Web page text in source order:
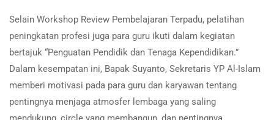
Selain Workshop Review Pembelajaran Terpadu, pelatihan
peningkatan profesi juga para guru ikuti dalam kegiatan
bertajuk “Penguatan Pendidik dan Tenaga Kependidikan.”
Dalam kesempatan ini, Bapak Suyanto, Sekretaris YP Al-Islam
memberi motivasi pada para guru dan karyawan tentang
pentingnya menjaga atmosfer lembaga yang saling